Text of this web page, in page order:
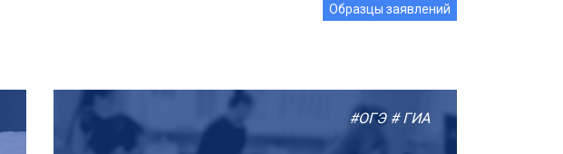
Образцы заявлений
#ОГЭ # ГИА